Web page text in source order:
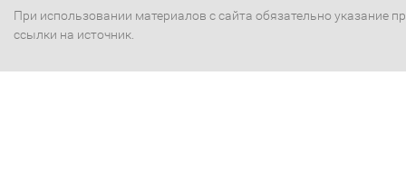
При использовании материалов с сайта обязательно указание
ссылки на источник.